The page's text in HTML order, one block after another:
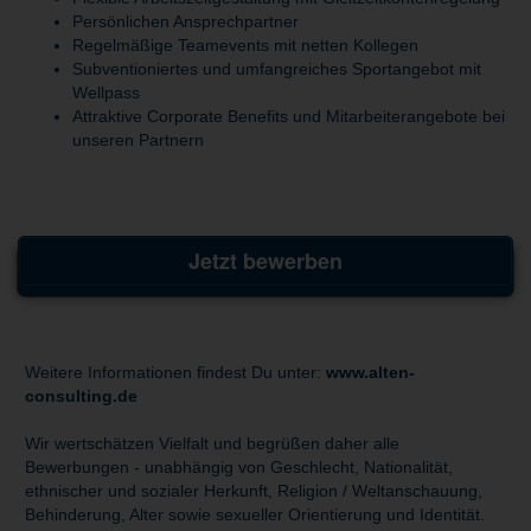
Persönlichen Ansprechpartner
Regelmäßige Teamevents mit netten Kollegen
Subventioniertes und umfangreiches Sportangebot mit
Wellpass
Attraktive Corporate Benefits und Mitarbeiterangebote bei
unseren Partnern
Jetzt bewerben
Weitere Informationen findest Du unter: www.alten-
consulting.de
Wir wertschätzen Vielfalt und begrüßen daher alle
Bewerbungen - unabhängig von Geschlecht, Nationalität,
ethnischer und sozialer Herkunft, Religion / Weltanschauung,
Behinderung, Alter sowie sexueller Orientierung und Identität.